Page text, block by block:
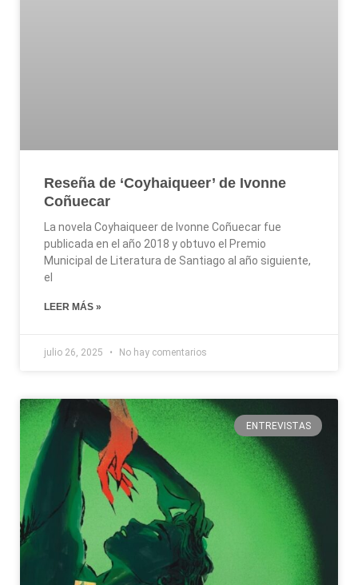
Reseña de ‘Coyhaiqueer’ de Ivonne
Coñuecar
La novela Coyhaiqueer de Ivonne Coñuecar fue
publicada en el año 2018 y obtuvo el Premio
Municipal de Literatura de Santiago al año siguiente,
el
LEER MÁS »
julio 26, 2025 No hay comentarios
ENTREVISTAS